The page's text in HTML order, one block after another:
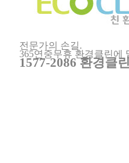
전문가의 손길.
365연중무휴 환경클린에
1577-2086 환경클